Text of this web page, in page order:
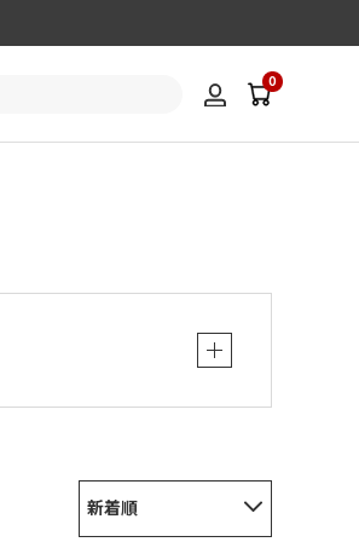
0
新着順